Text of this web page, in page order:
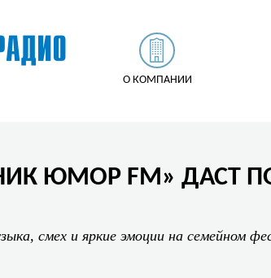
О КОМПАНИИ
ЮМОР FM» ДАСТ
смех и яркие эмоции на семейном